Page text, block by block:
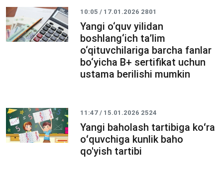
10:05 / 17.01.2026 2801
Yangi o‘quv yilidan
boshlang‘ich ta’lim
o‘qituvchilariga barcha fanlar
bo‘yicha B+ sertifikat uchun
ustama berilishi mumkin
11:47 / 15.01.2026 2524
Yangi baholash tartibiga koʻra
oʻquvchiga kunlik baho
qo'yish tartibi